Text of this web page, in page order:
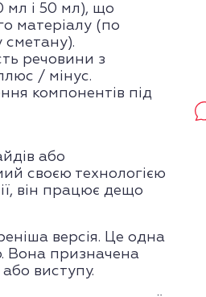
мл і 50 мл), що
матеріалу (по
сметану).
речовини з
/ мінус.
компонентів під
або
своєю технологією
він працює дещо
версія. Це одна
Вона призначена
виступу.